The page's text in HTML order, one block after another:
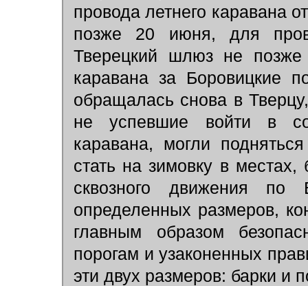
провода летнего каравана
позже 20 июня, для
Тверецкий шлюз не позже
каравана за Боровицкие
обращалась снова в
не успевшие войти в
каравана, могли
стать на зимовку в
сквозного движения по
определенных размеров,
главным образом
порогам и узаконенных
эти двух размеров: барки и